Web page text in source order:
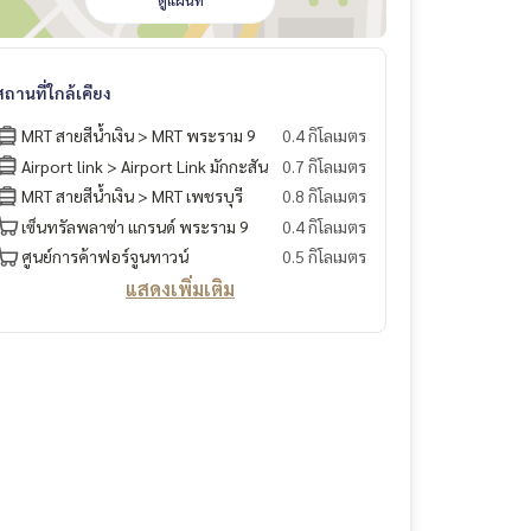
ถานที่ใกล้เคียง
MRT สายสีน้ำเงิน > MRT พระราม 9
0.4 กิโลเมตร
Airport link > Airport Link มักกะสัน
0.7 กิโลเมตร
MRT สายสีน้ำเงิน > MRT เพชรบุรี
0.8 กิโลเมตร
เซ็นทรัลพลาซ่า แกรนด์ พระราม 9
0.4 กิโลเมตร
ศูนย์การค้าฟอร์จูนทาวน์
0.5 กิโลเมตร
แสดงเพิ่มเติม